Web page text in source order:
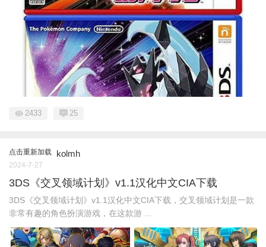
2433 25
点击重新加载 kolmh
2024-7-27
3DS《交叉领域计划》v1.1汉化中文CIA下载
3DS《交叉领域计划》v1.1汉化中文CIA下载，交叉领域计划是一款
非常有趣的角色扮演游戏，在这款游 ...